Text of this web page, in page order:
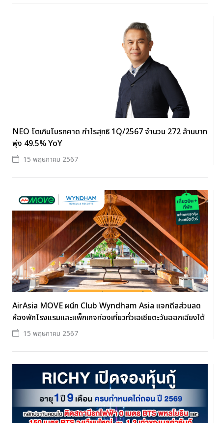
NEO โตเกินโบรกคาด กำไรสุทธิ 1Q/2567 จำนวน 272 ล้านบาท
พุ่ง 49.5% YoY
15 พฤษภาคม 2567
AirAsia MOVE ผนึก Club Wyndham Asia แจกดีลส่วนลด
ห้องพักโรงแรมและแพ็กเกจท่องเที่ยวทั่วเอเชียตะวันออกเฉียงใต้
15 พฤษภาคม 2567